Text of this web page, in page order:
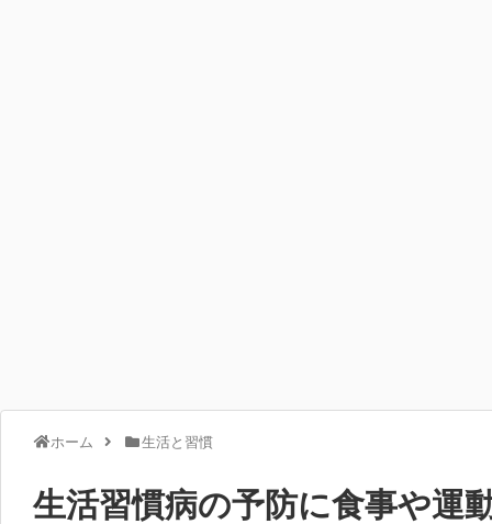
ホーム 生活と習慣
生活習慣病の予防に食事や運